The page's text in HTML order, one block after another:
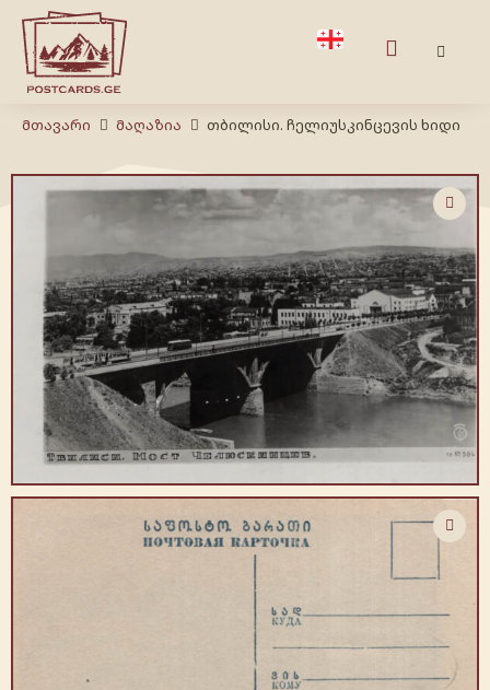
Მთავარი Მაღაზია თბილისი. ჩელიუსკინცევის ხიდი